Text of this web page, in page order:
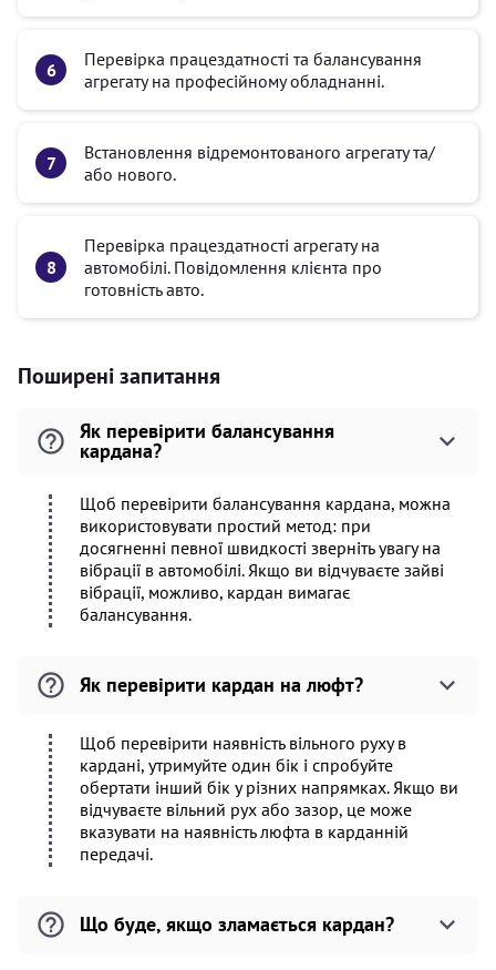
Перевірка працездатності та балансування
агрегату на професійному обладнанні.
Встановлення відремонтованого агрегату та/
або нового.
Перевірка працездатності агрегату на
автомобілі. Повідомлення клієнта про
готовність авто.
Поширені запитання
Як перевірити балансування
кардана?
Щоб перевірити балансування кардана, можна
використовувати простий метод: при
досягненні певної швидкості зверніть увагу на
вібрації в автомобілі. Якщо ви відчуваєте зайві
вібрації, можливо, кардан вимагає
балансування.
Як перевірити кардан на люфт?
Щоб перевірити наявність вільного руху в
кардані, утримуйте один бік і спробуйте
обертати інший бік у різних напрямках. Якщо ви
відчуваєте вільний рух або зазор, це може
вказувати на наявність люфта в карданній
передачі.
Що буде, якщо зламається кардан?